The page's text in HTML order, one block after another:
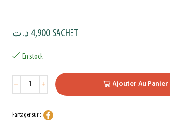
4,900 د.ت SACHET
En stock
Ajouter Au Panier
Partager sur :